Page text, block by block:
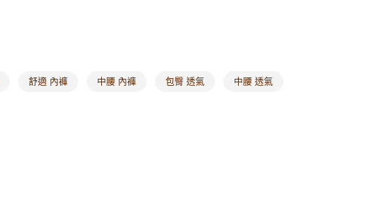
海外配送-其他亞洲地區
舒適 內褲 中腰 內褲 包臀 透氣 中腰 透氣